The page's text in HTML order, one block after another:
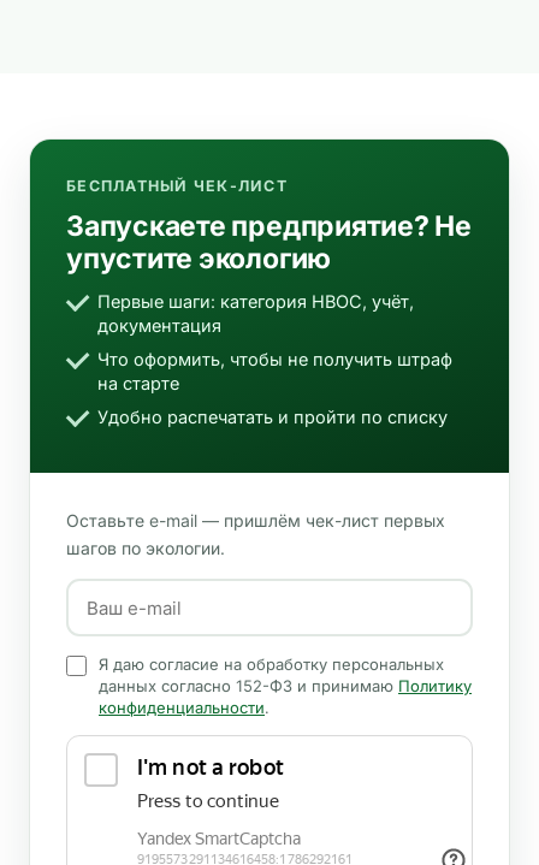
БЕСПЛАТНЫЙ ЧЕК-ЛИСТ
Запускаете предприятие? Не
упустите экологию
Первые шаги: категория НВОС, учёт,
документация
Что оформить, чтобы не получить штраф
на старте
Удобно распечатать и пройти по списку
Оставьте e-mail — пришлём чек-лист первых
шагов по экологии.
Я даю согласие на обработку персональных
данных согласно 152-ФЗ и принимаю Политику
конфиденциальности.